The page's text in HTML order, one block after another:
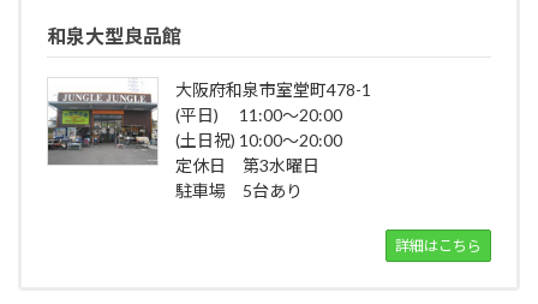
和泉大型良品館
大阪府和泉市室堂町478-1
(平日) 11:00～20:00
(土日祝) 10:00～20:00
定休日 第3水曜日
駐車場 5台あり
詳細はこちら